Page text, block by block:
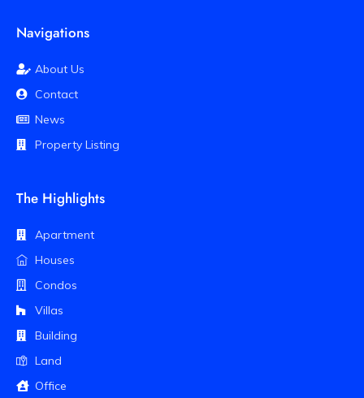
Navigations
About Us
Contact
News
Property Listing
The Highlights
Apartment
Houses
Condos
Villas
Building
Land
Office